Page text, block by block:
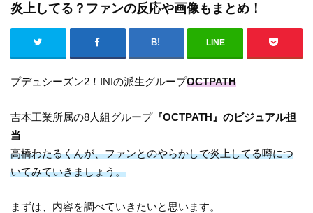
炎上してる？ファンの反応や画像もまとめ！
LINE
プデュシーズン2！INIの派生グループOCTPATH
吉本工業所属の8人組グループ『OCTPATH』のビジュアル担
当
高橋わたるくんが、ファンとのやらかしで炎上してる噂につ
いてみていきましょう。
まずは、内容を調べていきたいと思います。